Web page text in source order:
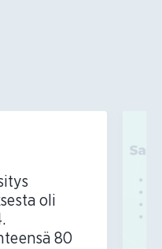
linkki)
linkki)
oli
80